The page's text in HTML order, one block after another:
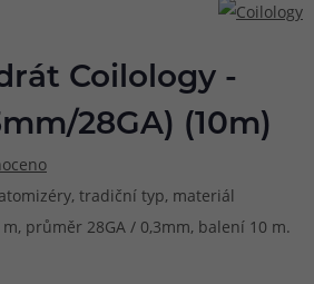
Coilology -
28GA) (10m)
tradiční typ, materiál
průměr 28GA / 0,3mm, balení 10 m.